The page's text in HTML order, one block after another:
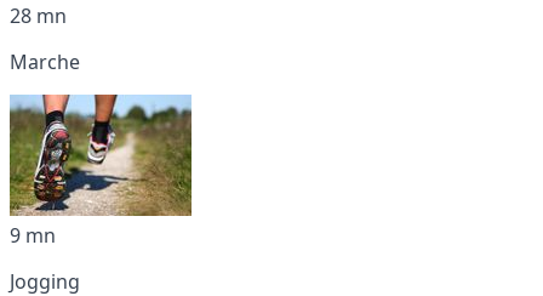
28 mn
Marche
9 mn
Jogging